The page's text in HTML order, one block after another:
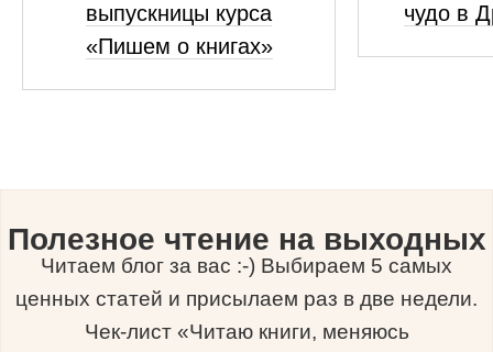
выпускницы курса
«Пишем о книгах»
чудо в
Полезное чтение на выходных
Читаем блог за вас :-) Выбираем 5 самых
ценных статей и присылаем раз в две недели.
Чек-лист «Читаю книги, меняюсь